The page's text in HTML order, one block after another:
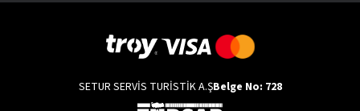
SETUR SERVİS TURİSTİK A.ŞBelge No: 728